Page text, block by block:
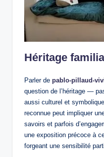
Héritage
Parler de pablo-pillaud-
question de l’héritage —
aussi culturel et
reconnue peut impliquer
savoirs et parfois
une exposition précoce à
forgeant une sensibilité